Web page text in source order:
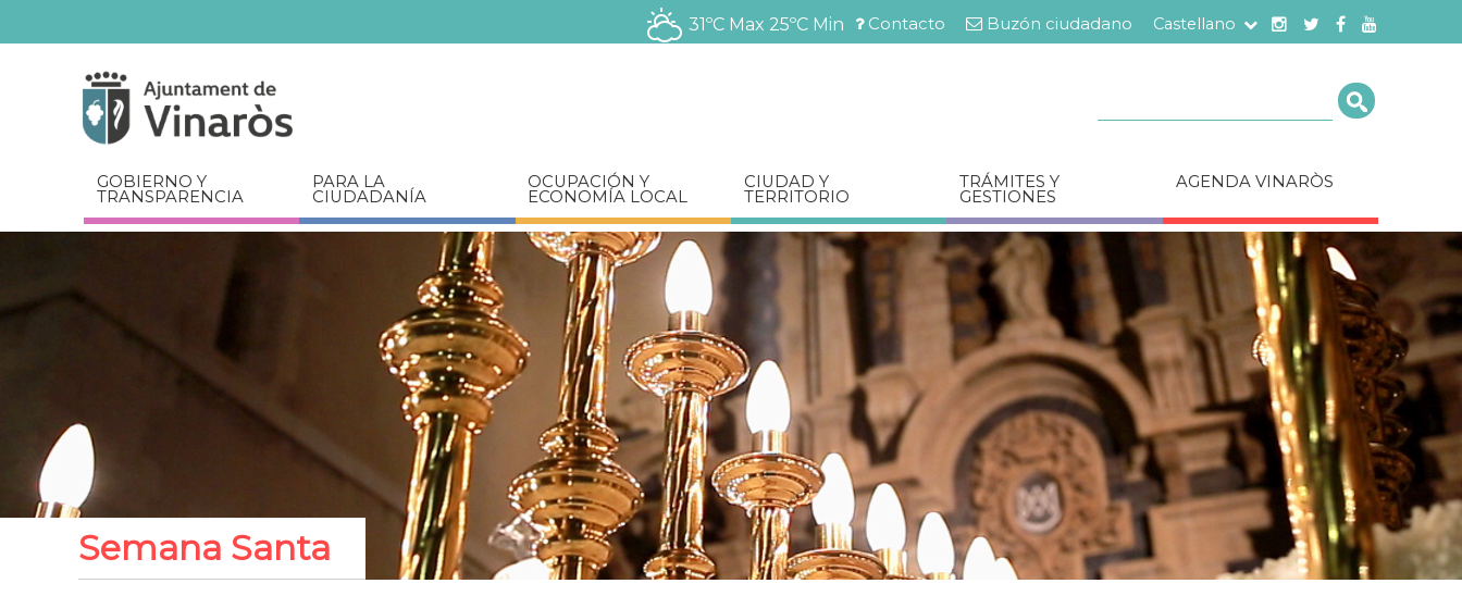
Pasar
al
relacionados
Menú
Contacto Buzón ciudadano Castellano
31ºC Max 25ºC Min
GOBIERNO Y
TRANSPARENCIA
PARA LA
CIUDADANÍA
OCUPACIÓN Y
ECONOMÍA LOCAL
CIUDAD Y
TERRITORIO
TRÁMITES Y
GESTIONES
AGENDA VINARÒS
Semana Santa